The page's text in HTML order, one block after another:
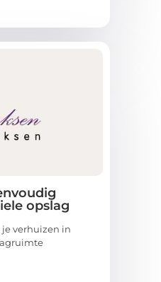
opslag
verhuizen in